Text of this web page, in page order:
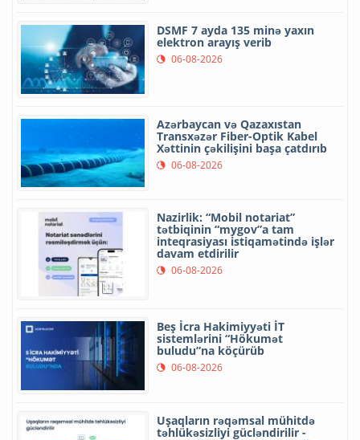
DSMF 7 ayda 135 minə yaxın
elektron arayış verib
06-08-2026
Azərbaycan və Qazaxıstan
Transxəzər Fiber-Optik Kabel
Xəttinin çəkilişini başa çatdırıb
06-08-2026
Nazirlik: “Mobil notariat”
tətbiqinin “mygov”a tam
inteqrasiyası istiqamətində işlər
davam etdirilir
06-08-2026
Beş İcra Hakimiyyəti İT
sistemlərini “Hökumət
buludu”na köçürüb
06-08-2026
Uşaqların rəqəmsal mühitdə
təhlükəsizliyi gücləndirilir -